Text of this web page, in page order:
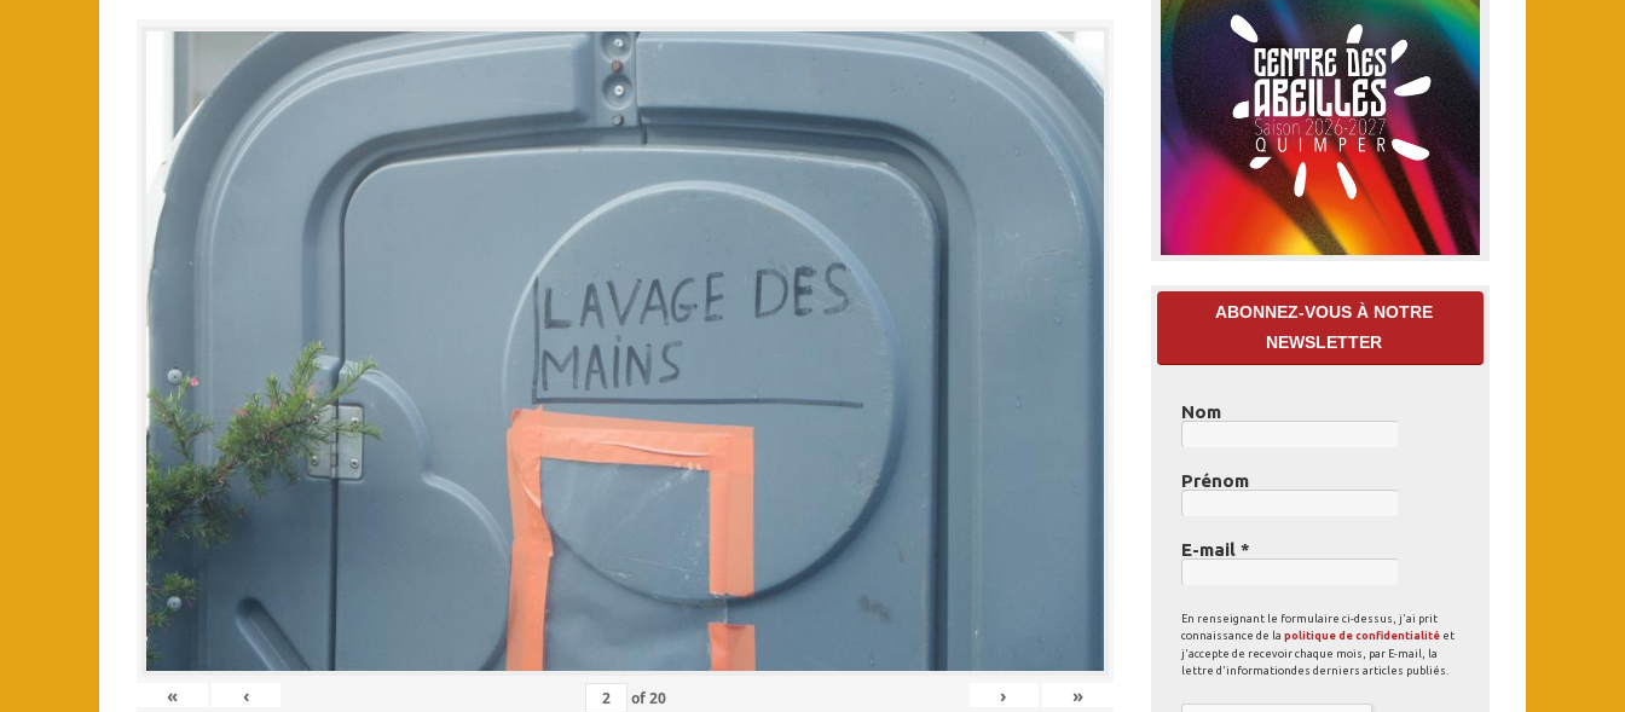
« ‹ of20 › »
ABONNEZ-VOUS À NOTRE
NEWSLETTER
Nom
Prénom
E-mail *
En renseignant le formulaire ci-dessus, j'ai prit
connaissance de la politique de confidentialité et
j'accepte de recevoir chaque mois, par E-mail, la
lettre d'informationdes derniers articles publiés.